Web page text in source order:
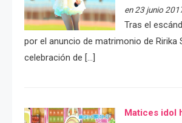
en 23 junio
Tras el
por el anuncio de matrimonio de Ririka
celebración de […]
Matices idol